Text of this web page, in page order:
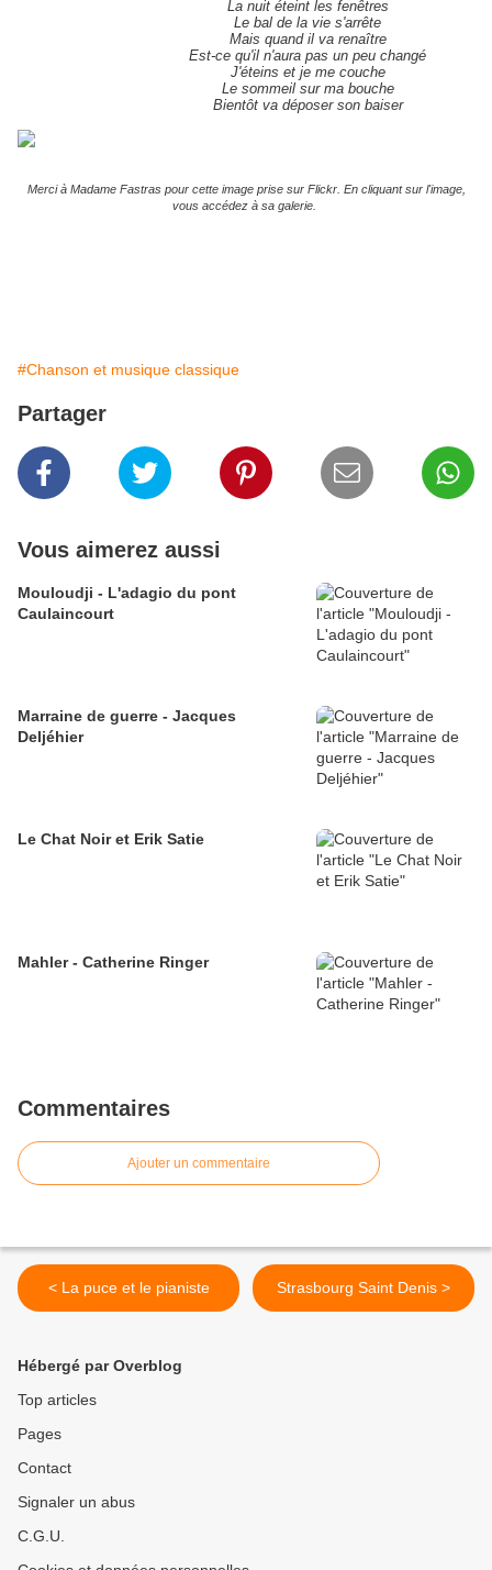
La nuit éteint les fenêtres
Le bal de la vie s'arrête
Mais quand il va renaître
Est-ce qu'il n'aura pas un peu changé
J'éteins et je me couche
Le sommeil sur ma bouche
Bientôt va déposer son baiser
Merci à Madame Fastras pour cette image prise sur Flickr. En cliquant sur l'image,
vous accédez à sa galerie.
#Chanson et musique classique
Partager
Vous aimerez aussi
Mouloudji - L'adagio du pont
Caulaincourt
Marraine de guerre - Jacques
Deljéhier
Le Chat Noir et Erik Satie
Mahler - Catherine Ringer
Commentaires
Ajouter un commentaire
< La puce et le pianiste Strasbourg Saint Denis >
Hébergé par Overblog
Top articles
Pages
Contact
Signaler un abus
C.G.U.